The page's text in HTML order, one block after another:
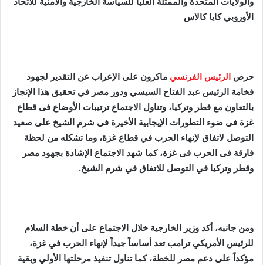
الأوروبي كايا كالاس
حرص الرئيس الفرنسي ماكرون على الإعراب عن التقدير لجهود
فخامة الرئيس عبد الفتاح السيسي ودور مصر في تحقيق هذا الإنجاز
بالتعاون مع قطر وتركيا، وتناول الاجتماع ترتيبات الأوضاع فى قطاع
غزة فى ضوء التطورات الإيجابية الأخيرة فى شرم الشيخ على صعيد
التوصل لاتفاق لإنهاء الحرب في قطاع غزة، وما تشكله من لحظة
فارقة فى الحرب فى غزة، كما شهد الاجتماع الإشادة بجهود مصر
وقطر وتركيا في التوصل للاتفاق في شرم الشيخ.
ومن جانبه، أكد وزير الخارجية خلال الاجتماع على أن خطة السلام
للرئيس الأمريكي ترامب تعد أساساً جيداً لإنهاء الحرب في غزة،
مؤكداً على دعم مصر للخطة، كما تناول تنفيذ مرحلتها الأولي وبقية